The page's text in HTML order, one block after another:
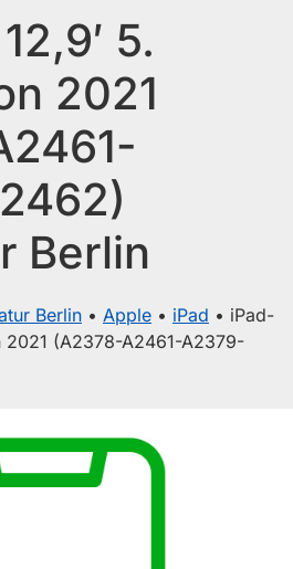
5.
2021
Berlin
Berlin • Apple • iPad • iPad-
2021 (A2378-A2461-A2379-